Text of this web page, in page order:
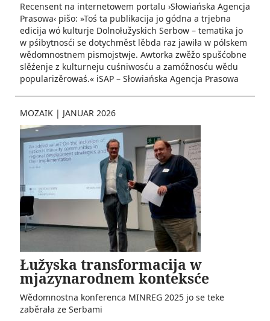
Recensent na internetowem portalu ›Słowiańska Agencja
Prasowa‹ pišo: »Toś ta publikacija jo gódna a trjebna
edicija wó kulturje Dolnołužyskich Serbow – tematika jo
w pśibytnosći se dotychměst lěbda raz jawiła w pólskem
wědomnostnem pismojstwje. Awtorka zwěžo spušćobne
slěźenje z kulturneju cuśniwosću a zamóžnosću wědu
popularizěrowaś.« iSAP – Słowiańska Agencja Prasowa
MOZAIK | JANUAR 2026
Łužyska transformacija w
mjazynarodnem konteksće
Wědomnostna konferenca MINREG 2025 jo se teke
zaběrała ze Serbami